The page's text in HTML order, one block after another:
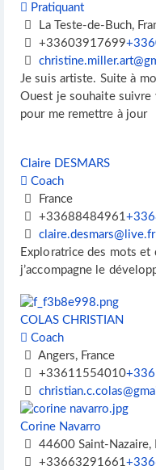
Pratiquant
La Teste-de-Buch,
+33603917699
Je suis artiste. Suite à
Ouest je souhaite suivre
pour me remettre à jour
Claire DESMARS
Coach
France
+33688484961
claire.desmars@live.fr
Exploratrice des mots et
j’accompagne le
COLAS CHRISTIAN
Coach
Angers, France
+33611554010
Corine Navarro
44600 Saint-Nazaire,
+33663291661